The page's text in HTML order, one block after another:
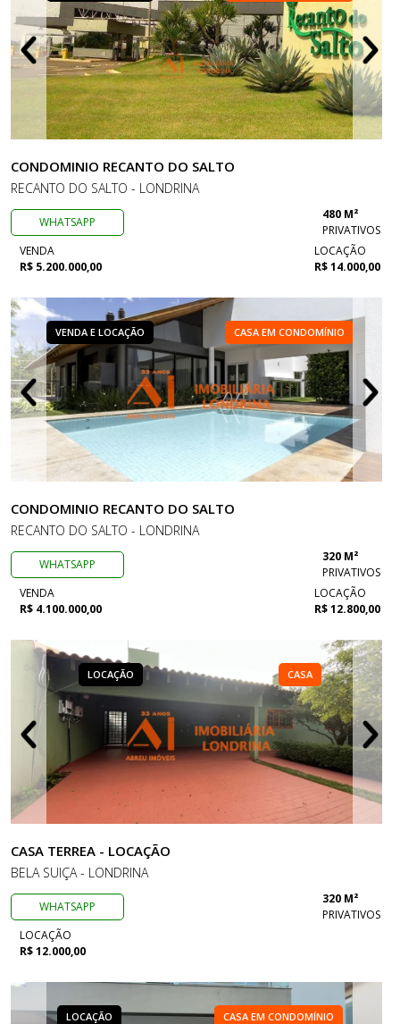
CONDOMINIO RECANTO DO SALTO
RECANTO DO SALTO - LONDRINA
WHATSAPP
480 M²
PRIVATIVOS
VENDA
R$ 5.200.000,00
LOCAÇÃO
R$ 14.000,00
VENDA E LOCAÇÃO CASA EM CONDOMÍNIO
CONDOMINIO RECANTO DO SALTO
RECANTO DO SALTO - LONDRINA
WHATSAPP
320 M²
PRIVATIVOS
VENDA
R$ 4.100.000,00
LOCAÇÃO
R$ 12.800,00
LOCAÇÃO CASA
CASA TERREA - LOCAÇÃO
BELA SUIÇA - LONDRINA
WHATSAPP
320 M²
PRIVATIVOS
LOCAÇÃO
R$ 12.000,00
LOCAÇÃO CASA EM CONDOMÍNIO